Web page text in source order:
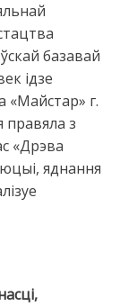
базавай
ідзе
«Майстар» г.
правяла з
«Дрэва
яднання